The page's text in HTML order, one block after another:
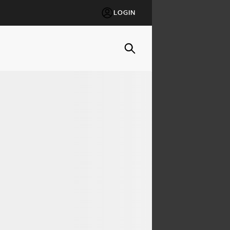
LOGIN